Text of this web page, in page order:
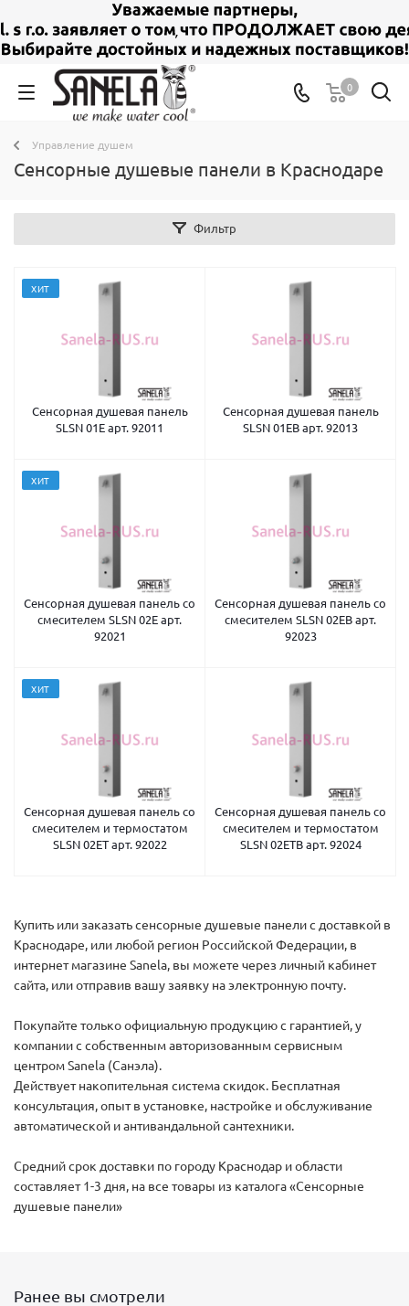
0
Управление душем
Сенсорные душевые панели в Краснодаре
Фильтр
ХИТ
Сенсорная душевая панель
SLSN 01E арт. 92011
Сенсорная душевая панель
SLSN 01EB арт. 92013
ХИТ
Сенсорная душевая панель со
смесителем SLSN 02E арт.
92021
Сенсорная душевая панель со
смесителем SLSN 02EB арт.
92023
ХИТ
Сенсорная душевая панель со
смесителем и термостатом
SLSN 02ET арт. 92022
Сенсорная душевая панель со
смесителем и термостатом
SLSN 02ETB арт. 92024
Купить или заказать сенсорные душевые панели с доставкой в
Краснодаре, или любой регион Российской Федерации, в
интернет магазине Sanela, вы можете через личный кабинет
сайта, или отправив вашу заявку на электронную почту.
Покупайте только официальную продукцию с гарантией, у
компании с собственным авторизованным сервисным
центром Sanela (Санэла).
Действует накопительная система скидок. Бесплатная
консультация, опыт в установке, настройке и обслуживание
автоматической и антивандальной сантехники.
Средний срок доставки по городу Краснодар и области
составляет 1-3 дня, на все товары из каталога «Сенсорные
душевые панели»
Ранее вы смотрели